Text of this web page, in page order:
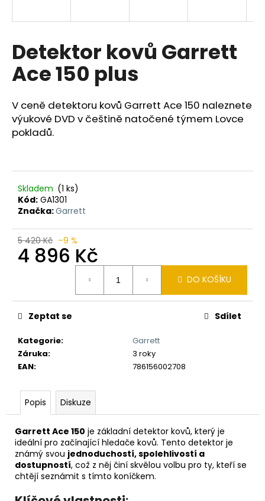
Detektor kovů Garrett
Ace 150 plus
V ceně detektoru kovů Garrett Ace 150 naleznete
výukové DVD v češtině natočené týmem Lovce
pokladů.
Skladem (1 ks)
Kód: GA1301
Značka:Garrett
5 420 Kč –9 %
4 896 Kč
DO KOŠÍKU
Kategorie:
Garrett
Záruka:
3 roky
EAN: 786156002708
Zeptat se Sdílet
Popis Diskuze
Garrett Ace 150 je základní detektor kovů, který je
ideální pro začínající hledače kovů. Tento detektor je
známý svou jednoduchostí, spolehlivostí a
dostupností, což z něj činí skvělou volbu pro ty, kteří se
chtějí seznámit s tímto koníčkem.
í
t
?
D
o
p
o
u
e
m
DETEKTOR
TERRA
PRO
8
990
Kč